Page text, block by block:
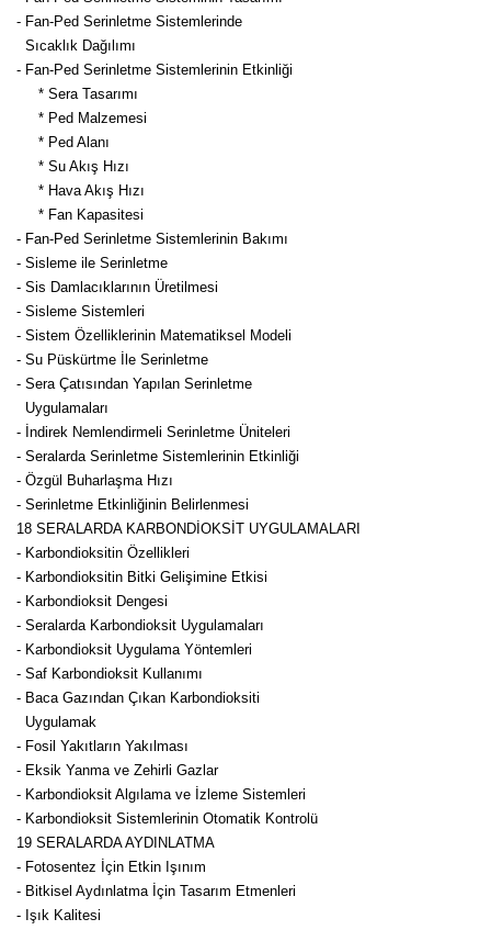
- Fan-Ped Serinletme Sistemlerinde
Sıcaklık Dağılımı
- Fan-Ped Serinletme Sistemlerinin Etkinliği
* Sera Tasarımı
* Ped Malzemesi
* Ped Alanı
* Su Akış Hızı
* Hava Akış Hızı
* Fan Kapasitesi
- Fan-Ped Serinletme Sistemlerinin Bakımı
- Sisleme ile Serinletme
- Sis Damlacıklarının Üretilmesi
- Sisleme Sistemleri
- Sistem Özelliklerinin Matematiksel Modeli
- Su Püskürtme İle Serinletme
- Sera Çatısından Yapılan Serinletme
Uygulamaları
- İndirek Nemlendirmeli Serinletme Üniteleri
- Seralarda Serinletme Sistemlerinin Etkinliği
- Özgül Buharlaşma Hızı
- Serinletme Etkinliğinin Belirlenmesi
18 SERALARDA KARBONDİOKSİT UYGULAMALARI
- Karbondioksitin Özellikleri
- Karbondioksitin Bitki Gelişimine Etkisi
- Karbondioksit Dengesi
- Seralarda Karbondioksit Uygulamaları
- Karbondioksit Uygulama Yöntemleri
- Saf Karbondioksit Kullanımı
- Baca Gazından Çıkan Karbondioksiti
Uygulamak
- Fosil Yakıtların Yakılması
- Eksik Yanma ve Zehirli Gazlar
- Karbondioksit Algılama ve İzleme Sistemleri
- Karbondioksit Sistemlerinin Otomatik Kontrolü
19 SERALARDA AYDINLATMA
- Fotosentez İçin Etkin Işınım
- Bitkisel Aydınlatma İçin Tasarım Etmenleri
- Işık Kalitesi